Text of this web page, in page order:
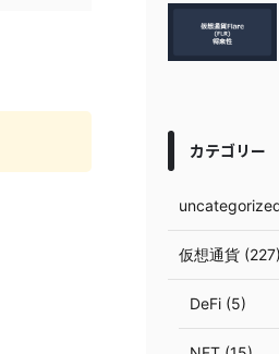
カテゴリー
仮想通貨 (227)
DeFi (5)